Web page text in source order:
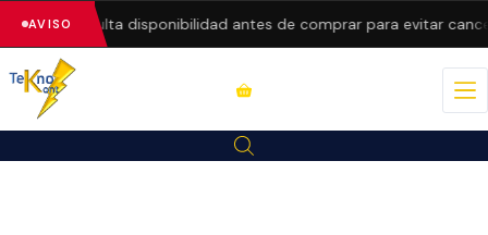
AVISOConsulta disponibilidad antes de comprar para evitar